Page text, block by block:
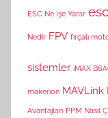
ESC Ne İşe Yarar
Nedir FPV fırçalı
sistemler iMAX
makerion MAVLink
Avantajları PPM Nasıl